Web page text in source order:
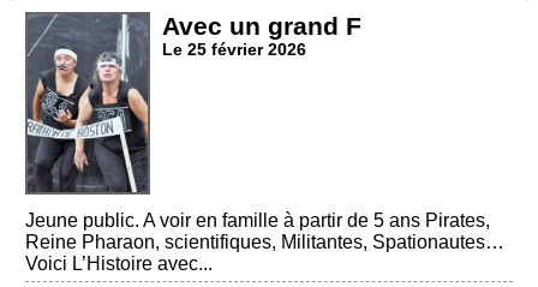
Avec un grand F
Le 25 février 2026
Jeune public. A voir en famille à partir de 5 ans Pirates,
Reine Pharaon, scientifiques, Militantes, Spationautes…
Voici L’Histoire avec...